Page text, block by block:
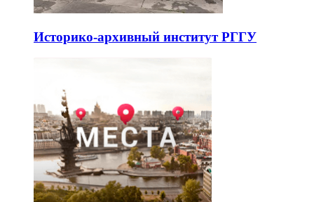
Историко-архивный институт РГГУ